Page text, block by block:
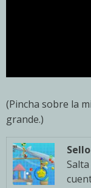
(Pincha sobre la
grande.)